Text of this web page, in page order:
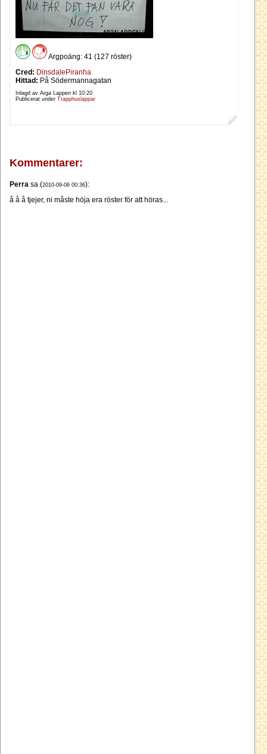
Argpoäng: 41 (127 röster)
Cred: DinsdalePiranha
Hittad: På Södermannagatan
Inlagd av Arga Lappen kl 10:20
Publicerat under Trapphuslappar
Kommentarer:
Perra sa (2010-09-06 00:36):
å å å tjejer, ni måste höja era röster för att höras...